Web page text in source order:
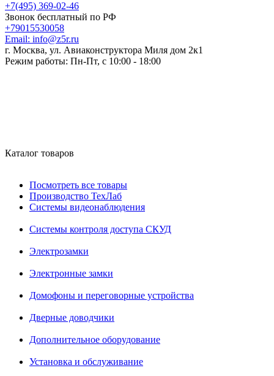
+7(495) 369-02-46
Звонок бесплатный по РФ
+79015530058
Email: info@z5r.ru
г. Москва, ул. Авиаконструктора Миля дом 2к1
Режим работы: Пн-Пт, с 10:00 - 18:00
Каталог товаров
Посмотреть все товары
Производство ТехЛаб
Системы видеонаблюдения
Системы контроля доступа СКУД
Электрозамки
Электронные замки
Домофоны и переговорные устройства
Дверные доводчики
Дополнительное оборудование
Установка и обслуживание